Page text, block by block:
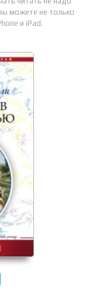
можете не только
и iPad.